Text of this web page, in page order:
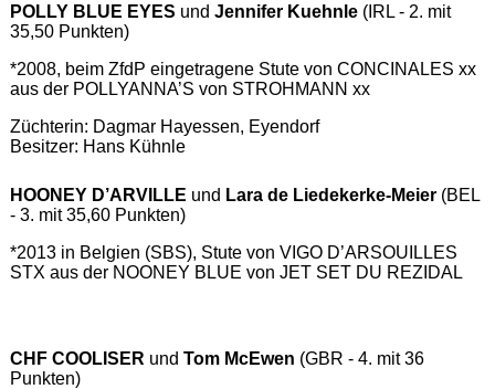
POLLY BLUE EYES und Jennifer Kuehnle(IRL - 2. mit
35,50 Punkten)
*2008, beim ZfdP eingetragene Stute von CONCINALES xx
aus der POLLYANNA’S von STROHMANN xx
Züchterin: Dagmar Hayessen, Eyendorf
Besitzer: Hans Kühnle
HOONEY D’ARVILLE und Lara de Liedekerke-Meier(BEL
- 3. mit 35,60 Punkten)
*2013 in Belgien (SBS), Stute von VIGO D’ARSOUILLES
STX aus der NOONEY BLUE von JET SET DU REZIDAL
CHF COOLISER und Tom McEwen (GBR - 4. mit 36
Punkten)